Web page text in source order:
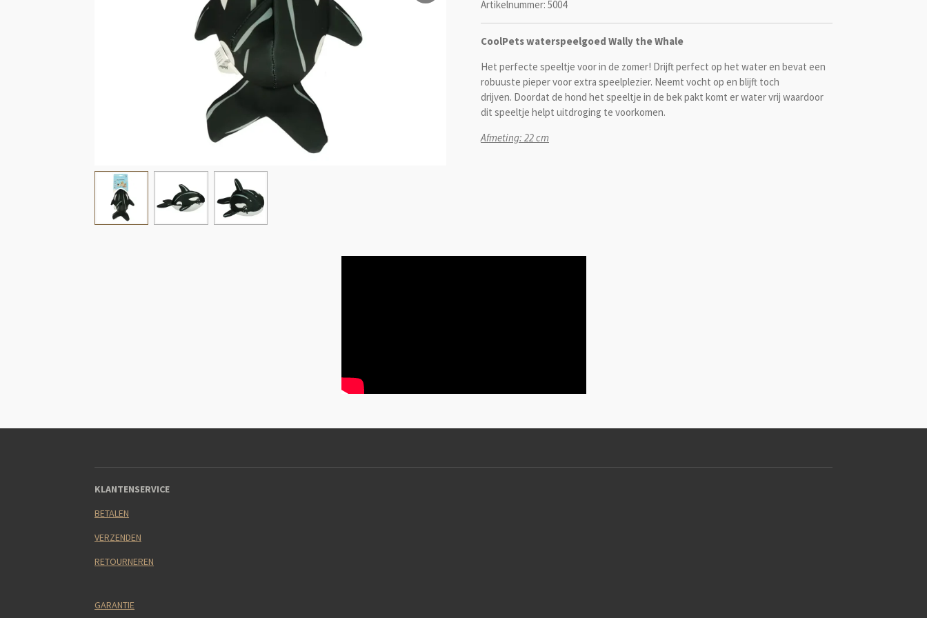
Artikelnummer: 5004
CoolPets waterspeelgoed Wally the Whale
Het perfecte speeltje voor in de zomer! Drijft perfect op het water en bevat een
robuuste pieper voor extra speelplezier. Neemt vocht op en blijft toch
drijven. Doordat de hond het speeltje in de bek pakt komt er water vrij waardoor
dit speeltje helpt uitdroging te voorkomen.
Afmeting: 22 cm
KLANTENSERVICE
BETALEN
VERZENDEN
RETOURNEREN
GARANTIE